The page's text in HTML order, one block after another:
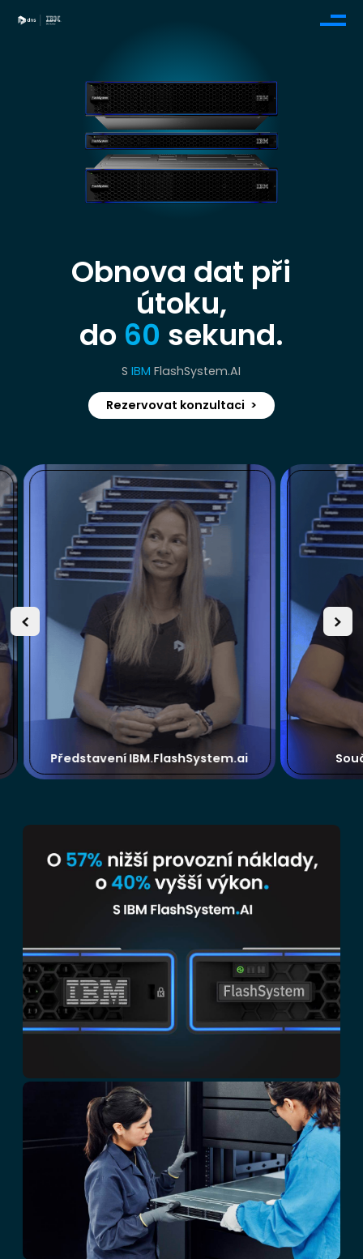
Obnova dat při
útoku,
do 60 sekund.
SIBM FlashSystem.AI
Rezervovat konzultaci >
Představení IBM.FlashSystem.ai